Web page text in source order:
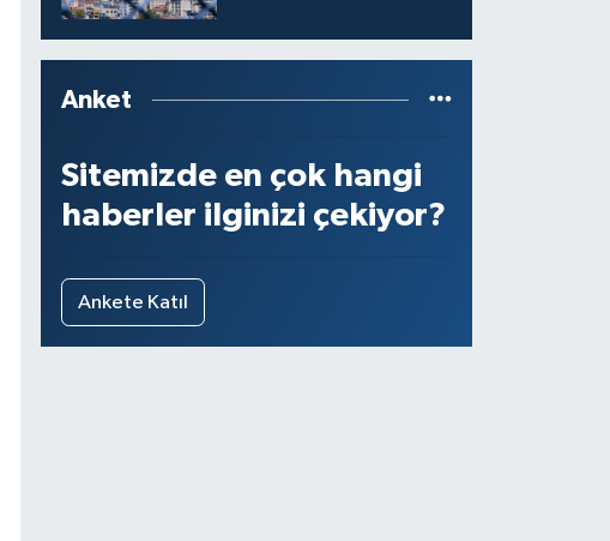
Anket
Sitemizde en çok hangi
haberler ilginizi çekiyor?
Ankete Katıl